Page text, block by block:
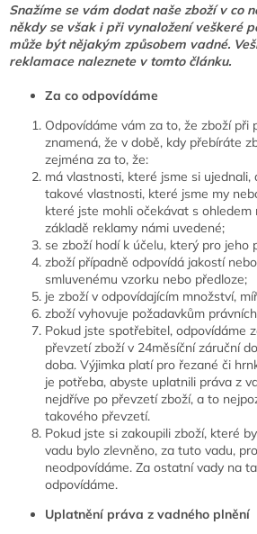
Snažíme se vám dodat naše zboží v co
někdy se však i při vynaložení veškeré
může být nějakým způsobem vadné.
reklamace naleznete v tomto článku.
Za co odpovídáme
Odpovídáme vám za to, že zboží při
znamená, že v době, kdy přebíráte
zejména za to, že:
má vlastnosti, které jsme si ujednali,
takové vlastnosti, které jsme my
které jste mohli očekávat s ohledem
základě reklamy námi uvedené;
se zboží hodí k účelu, který pro jeho
zboží případně odpovídá jakostí
smluvenému vzorku nebo předloze;
je zboží v odpovídajícím množství,
zboží vyhovuje požadavkům
Pokud jste spotřebitel, odpovídáme
převzetí zboží v 24měsíční záruční
doba. Výjimka platí pro řezané či
je potřeba, abyste uplatnili práva z
nejdříve po převzetí zboží, a to
takového převzetí.
Pokud jste si zakoupili zboží, které
vadu bylo zlevněno, za tuto vadu,
neodpovídáme. Za ostatní vady na
odpovídáme.
Uplatnění práva z vadného plnění